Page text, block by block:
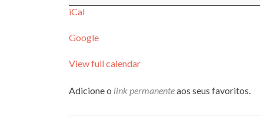
iCal
Google
View full calendar
Adicione o link permanenteaos seus favoritos.